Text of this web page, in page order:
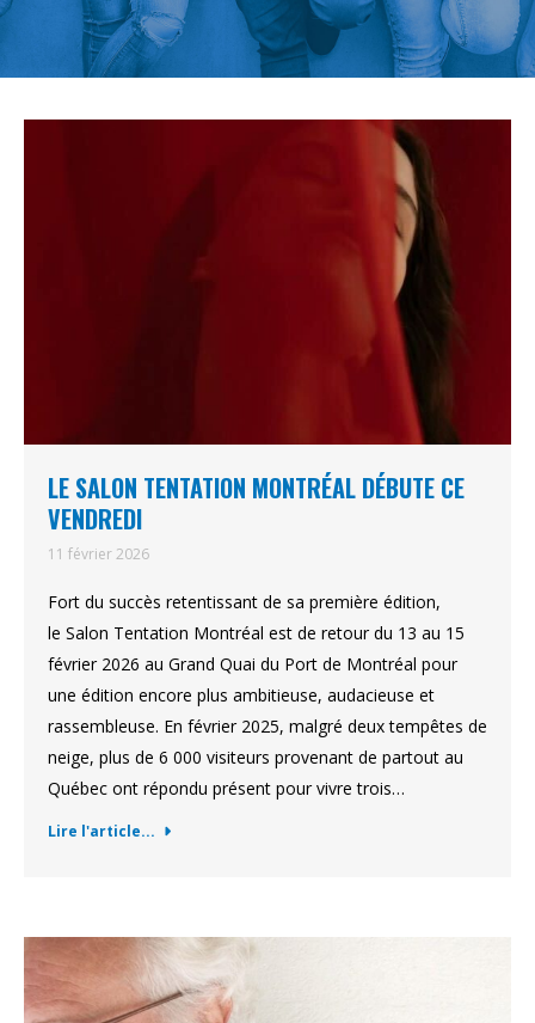
LE SALON TENTATION MONTRÉAL DÉBUTE CE
VENDREDI
11 février 2026
Fort du succès retentissant de sa première édition,
le Salon Tentation Montréal est de retour du 13 au 15
février 2026 au Grand Quai du Port de Montréal pour
une édition encore plus ambitieuse, audacieuse et
rassembleuse. En février 2025, malgré deux tempêtes de
neige, plus de 6 000 visiteurs provenant de partout au
Québec ont répondu présent pour vivre trois…
Lire l'article...